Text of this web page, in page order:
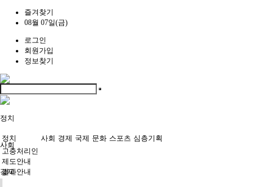
즐겨찾기
08월 07일(금)
로그인
회원가입
정보찾기
정치
사회
경제
정치 사회 경제 국제 문화 스포츠 심층기획
고충처리인
제도안내
결과안내